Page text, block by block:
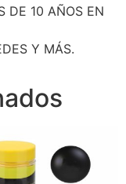
DE 10 AÑOS EN
Y MÁS.